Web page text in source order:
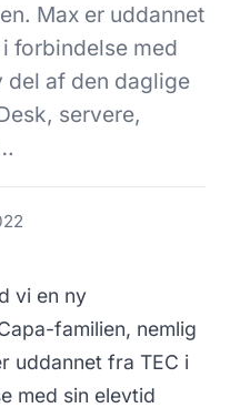
Max er uddannet
forbindelse med
af den daglige
servere,
vi en ny
familien, nemlig
uddannet fra TEC i
med sin elevtid